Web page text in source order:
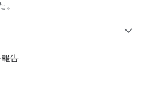
ディナーも毎日お得に美味しく楽
出せない高級店特集「至高の銘
自宅で最高の贅沢を味わおう！
。
expand_more
告